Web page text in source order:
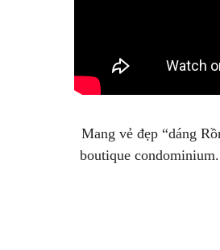
Mang vẻ đẹp “dáng
boutique